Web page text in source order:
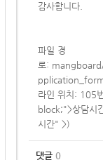
감사합니다.
파일 경
로:
라인 위치: 105
block;">상담
시간" >)
댓글 0